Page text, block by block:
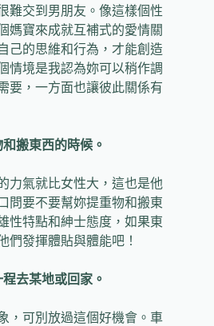
難交到男朋友。像這樣個性
媽寶來成就互補式的愛情關
己的思維和行為，才能創造
情境是我認為妳可以稍作調
要，一方面也讓彼此關係有
搬東西的時候。
力氣就比女性大，這也是他
問要不要幫妳提重物和搬東
性特點和紳士態度，如果東
們發揮體貼與體能吧！
去某地或回家。
，可別放過這個好機會。車